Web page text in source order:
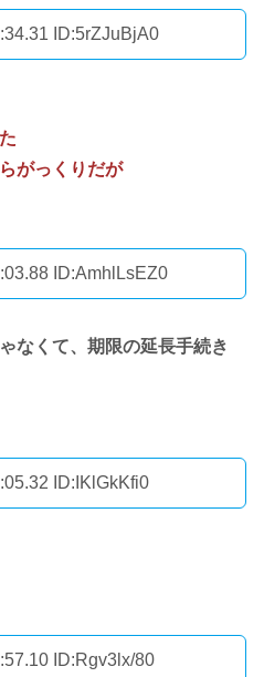
ID:5rZJuBjA0
がっくりだが
ID:AmhlLsEZ0
なくて、期限の延長手続き
ID:IKlGkKfi0
ID:Rgv3lx/80